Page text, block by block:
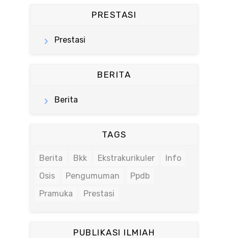
PRESTASI
Prestasi
BERITA
Berita
TAGS
Berita Bkk Ekstrakurikuler
Info
Osis
Pengumuman
Ppdb
Pramuka
Prestasi
PUBLIKASI ILMIAH